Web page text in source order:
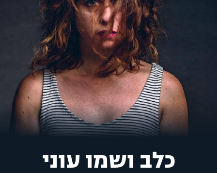
כלב ושמו עוני